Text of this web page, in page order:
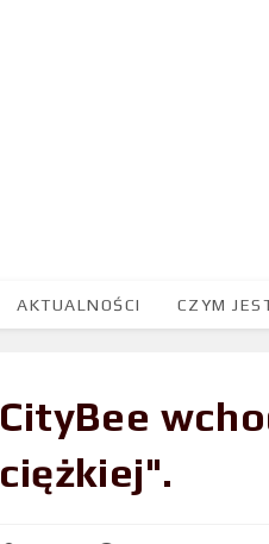
AKTUALNOŚCI CZYM
CityBee
ciężkiej".